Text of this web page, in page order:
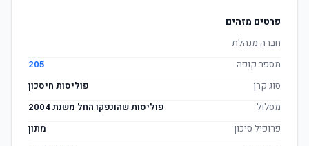
פרטים מזהים
חברה מנהלת
מספר קופה
205
סוג קרן
פוליסות חיסכון
מסלול
פוליסות שהונפקו החל משנת 2004
פרופיל סיכון
מתון